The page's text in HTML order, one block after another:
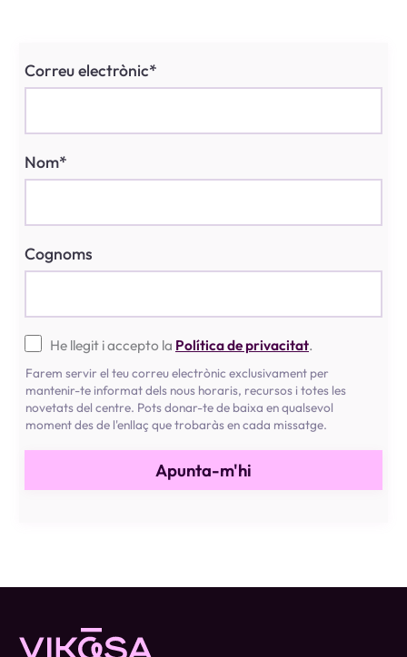
Correu electrònic*
Nom*
Cognoms
He llegit i accepto la Política de privacitat.
Farem servir el teu correu electrònic exclusivament per
mantenir-te informat dels nous horaris, recursos i totes les
novetats del centre. Pots donar-te de baixa en qualsevol
moment des de l'enllaç que trobaràs en cada missatge.